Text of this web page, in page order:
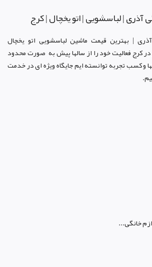
آذری | لباسشویی | اتو یخچال | کرج
| بهترین قیمت ماشین لباسشویی اتو یخچال
ر کرجفعالیت خود را از سالها پیش به صورت محدود
و کسب تجربه توانسته ایم جایگاه ویژه ای در خدمت
خانگی...